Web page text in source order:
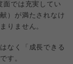
面では充実してい
）が満たされなけ
りません。
なく「成長できる
す。